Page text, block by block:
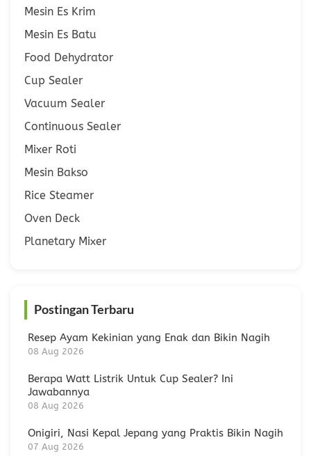
Mesin Es Krim
Mesin Es Batu
Food Dehydrator
Cup Sealer
Vacuum Sealer
Continuous Sealer
Mixer Roti
Mesin Bakso
Rice Steamer
Oven Deck
Planetary Mixer
Postingan Terbaru
Resep Ayam Kekinian yang Enak dan Bikin Nagih
08 Aug 2026
Berapa Watt Listrik Untuk Cup Sealer? Ini
Jawabannya
08 Aug 2026
Onigiri, Nasi Kepal Jepang yang Praktis Bikin Nagih
07 Aug 2026